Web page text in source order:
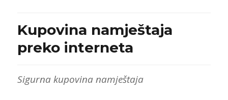
Kupovina namještaja
preko interneta
Sigurna kupovina namještaja